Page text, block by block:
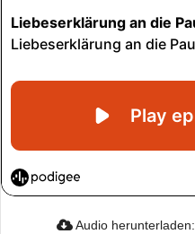
Audio herunterladen: